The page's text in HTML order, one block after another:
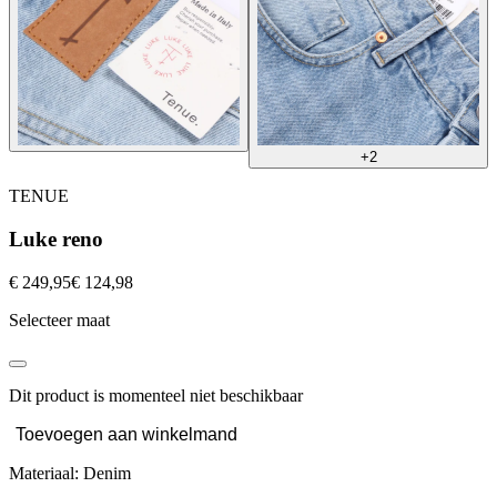
+2
TENUE
Luke reno
€ 249,95€ 124,98
Selecteer maat
Dit product is momenteel niet beschikbaar
Toevoegen aan winkelmand
Materiaal: Denim